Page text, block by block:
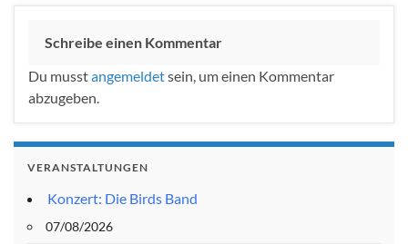
Schreibe einen Kommentar
Du musstangemeldetsein, um einen Kommentar
abzugeben.
VERANSTALTUNGEN
Konzert: Die Birds Band
07/08/2026